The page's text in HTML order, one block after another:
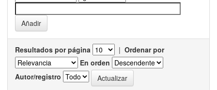
Resultados por página | Ordenar por
En orden
Autor/registro